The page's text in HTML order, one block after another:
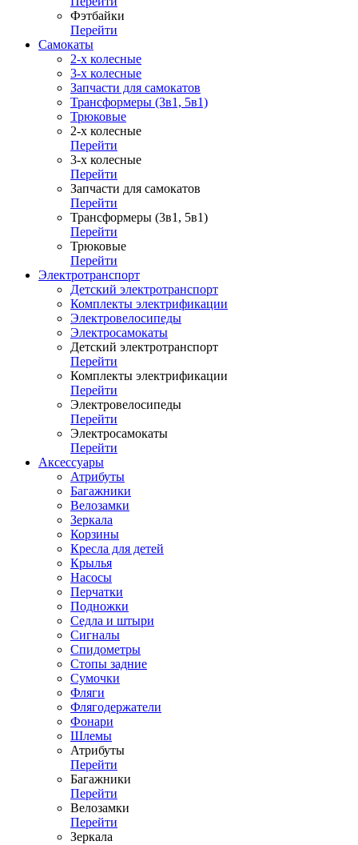
Фэтбайки
Перейти
Самокаты
2-х колесные
3-х колесные
Запчасти для самокатов
Трансформеры (3в1, 5в1)
Трюковые
2-х колесные
Перейти
3-х колесные
Перейти
Запчасти для самокатов
Перейти
Трансформеры (3в1, 5в1)
Перейти
Трюковые
Перейти
Электротранспорт
Детский электротранспорт
Комплекты электрификации
Электровелосипеды
Электросамокаты
Детский электротранспорт
Перейти
Комплекты электрификации
Перейти
Электровелосипеды
Перейти
Электросамокаты
Перейти
Аксессуары
Атрибуты
Багажники
Велозамки
Зеркала
Корзины
Кресла для детей
Крылья
Насосы
Перчатки
Подножки
Седла и штыри
Сигналы
Спидометры
Стопы задние
Сумочки
Фляги
Флягодержатели
Фонари
Шлемы
Атрибуты
Перейти
Багажники
Перейти
Велозамки
Перейти
Зеркала